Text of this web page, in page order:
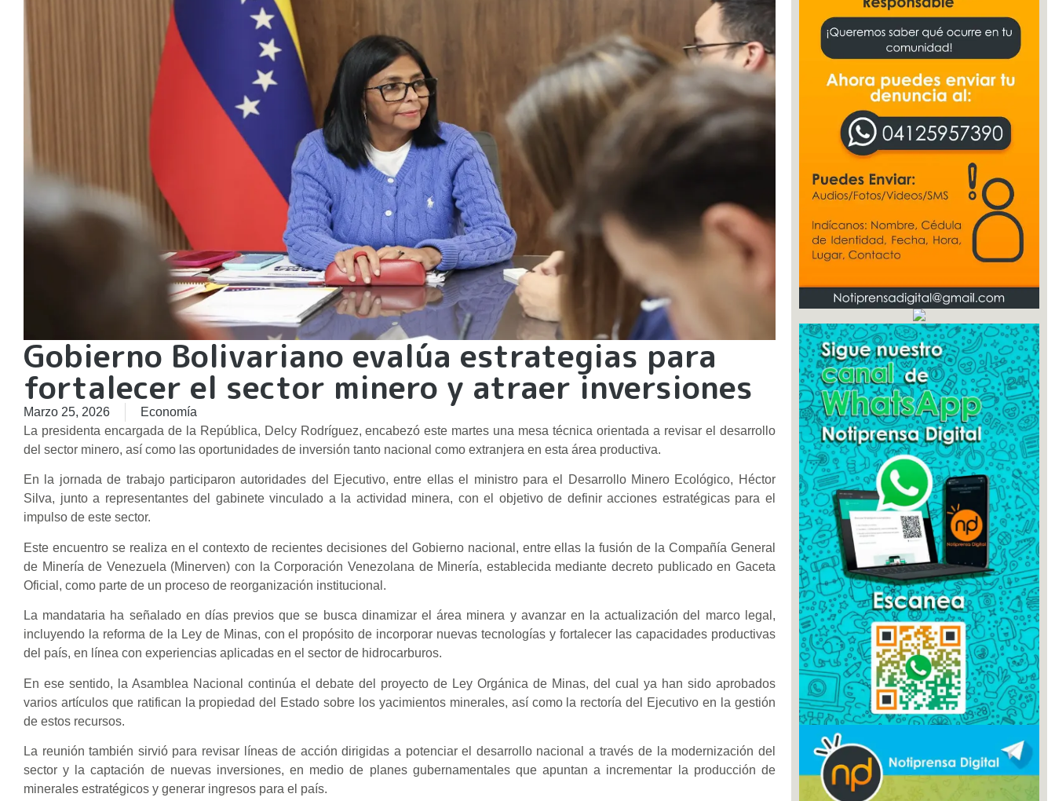
Gobierno Bolivariano evalúa estrategias para
fortalecer el sector minero y atraer inversiones
Marzo 25, 2026
Economía
La presidenta encargada de la República, Delcy Rodríguez, encabezó este martes una mesa técnica orientada a revisar el desarrollo
del sector minero, así como las oportunidades de inversión tanto nacional como extranjera en esta área productiva.
En la jornada de trabajo participaron autoridades del Ejecutivo, entre ellas el ministro para el Desarrollo Minero Ecológico, Héctor
Silva, junto a representantes del gabinete vinculado a la actividad minera, con el objetivo de definir acciones estratégicas para el
impulso de este sector.
Este encuentro se realiza en el contexto de recientes decisiones del Gobierno nacional, entre ellas la fusión de la Compañía General
de Minería de Venezuela (Minerven) con la Corporación Venezolana de Minería, establecida mediante decreto publicado en Gaceta
Oficial, como parte de un proceso de reorganización institucional.
La mandataria ha señalado en días previos que se busca dinamizar el área minera y avanzar en la actualización del marco legal,
incluyendo la reforma de la Ley de Minas, con el propósito de incorporar nuevas tecnologías y fortalecer las capacidades productivas
del país, en línea con experiencias aplicadas en el sector de hidrocarburos.
En ese sentido, la Asamblea Nacional continúa el debate del proyecto de Ley Orgánica de Minas, del cual ya han sido aprobados
varios artículos que ratifican la propiedad del Estado sobre los yacimientos minerales, así como la rectoría del Ejecutivo en la gestión
de estos recursos.
La reunión también sirvió para revisar líneas de acción dirigidas a potenciar el desarrollo nacional a través de la modernización del
sector y la captación de nuevas inversiones, en medio de planes gubernamentales que apuntan a incrementar la producción de
minerales estratégicos y generar ingresos para el país.